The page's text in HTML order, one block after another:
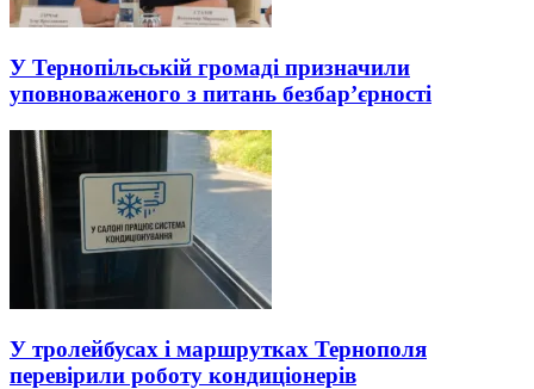
У Тернопільській громаді призначили
уповноваженого з питань безбар’єрності
У тролейбусах і маршрутках Тернополя
перевірили роботу кондиціонерів